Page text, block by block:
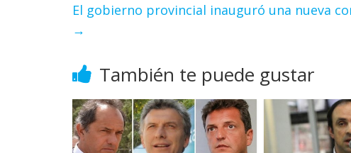
El gobierno provincial inauguró una nueva
→
También te puede gustar